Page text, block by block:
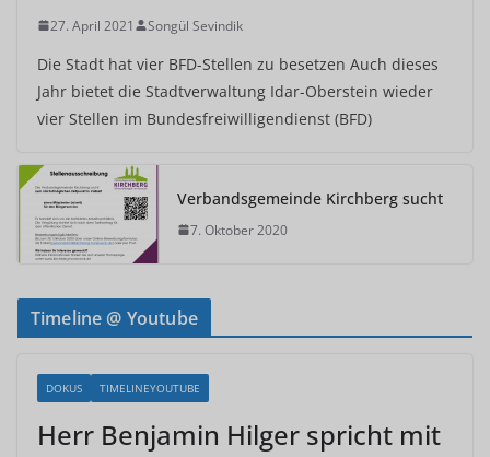
27. April 2021 Songül Sevindik
Die Stadt hat vier BFD-Stellen zu besetzen Auch dieses
Jahr bietet die Stadtverwaltung Idar-Oberstein wieder
vier Stellen im Bundesfreiwilligendienst (BFD)
Verbandsgemeinde Kirchberg sucht
7. Oktober 2020
Timeline @ Youtube
DOKUS TIMELINEYOUTUBE
Herr Benjamin Hilger spricht mit